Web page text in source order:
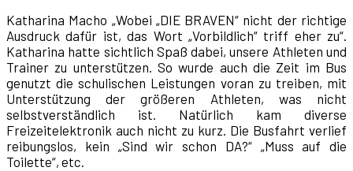
Katharina Macho „Wobei „DIE BRAVEN“ nicht der richtige
Ausdruck dafür ist, das Wort „Vorbildlich“ triff eher zu“.
Katharina hatte sichtlich Spaß dabei, unsere Athleten und
Trainer zu unterstützen. So wurde auch die Zeit im Bus
genutzt die schulischen Leistungen voran zu treiben, mit
Unterstützung der größeren Athleten, was nicht
selbstverständlich ist. Natürlich kam diverse
Freizeitelektronik auch nicht zu kurz. Die Busfahrt verlief
reibungslos, kein „Sind wir schon DA?“ „Muss auf die
Toilette“, etc.